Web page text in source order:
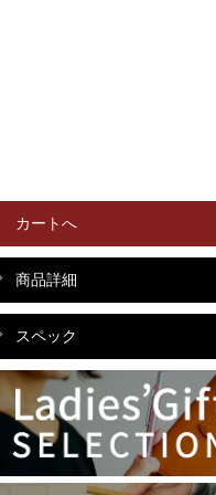
カートへ
商品詳細
スペック